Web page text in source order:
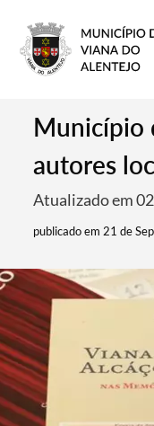
Município
autores
Atualizado em
publicado em 21 de